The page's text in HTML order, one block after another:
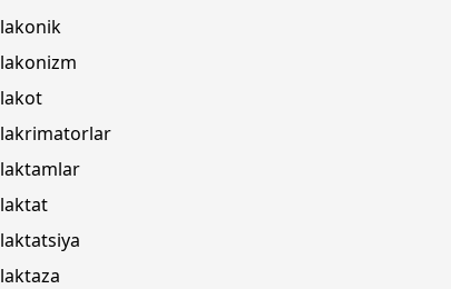
lakonik
lakonizm
lakot
lakrimatorlar
laktamlar
laktat
laktatsiya
laktaza